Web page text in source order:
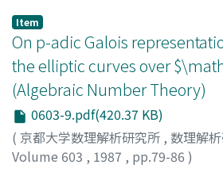
Item
On p-adic Galois
the elliptic curves over
(Algebraic Number Theory)
0603-9.pdf(420.37 KB)
( 京都大学数理解析研究所 , 数理解
Volume 603 , 1987 , pp.79-86 )